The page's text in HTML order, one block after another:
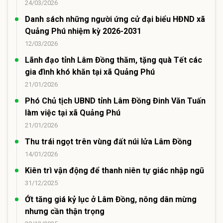
24/03/2026
Danh sách những người ứng cử đại biểu HĐND xã
Quảng Phú nhiệm kỳ 2026-2031
12/03/2026
Lãnh đạo tỉnh Lâm Đồng thăm, tặng quà Tết các
gia đình khó khăn tại xã Quảng Phú
21/01/2026
Phó Chủ tịch UBND tỉnh Lâm Đồng Đinh Văn Tuấn
làm việc tại xã Quảng Phú
21/01/2026
Thu trái ngọt trên vùng đất núi lửa Lâm Đồng
14/01/2026
Kiên trì vận động để thanh niên tự giác nhập ngũ
31/12/2025
Ớt tăng giá kỷ lục ở Lâm Đồng, nông dân mừng
nhưng cần thận trọng